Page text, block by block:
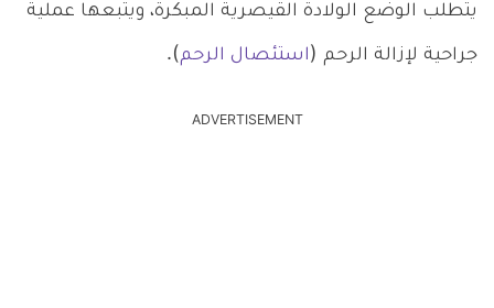
يتطلب الوضع الولادة القيصرية المبكرة، ويتبعها عملية
جراحية لإزالة الرحم ( استئصال الرحم).
ADVERTISEMENT